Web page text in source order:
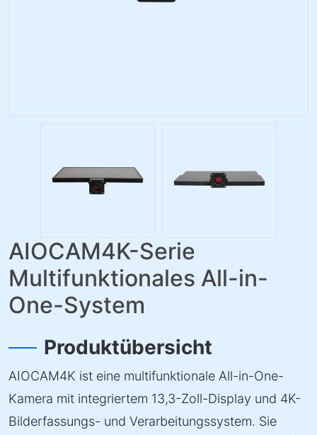
AIOCAM4K-Serie
Multifunktionales All-in-
One-System
Produktübersicht
AIOCAM4K ist eine multifunktionale All-in-One-
Kamera mit integriertem 13,3-Zoll-Display und 4K-
Bilderfassungs- und Verarbeitungssystem. Sie